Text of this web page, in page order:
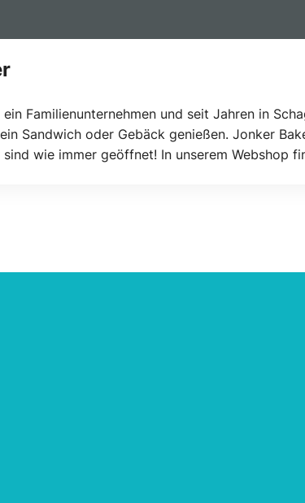
Familienunternehmen und seit Jahren in
Sandwich oder Gebäck genießen. Jonker
wie immer geöffnet! In unserem Webshop